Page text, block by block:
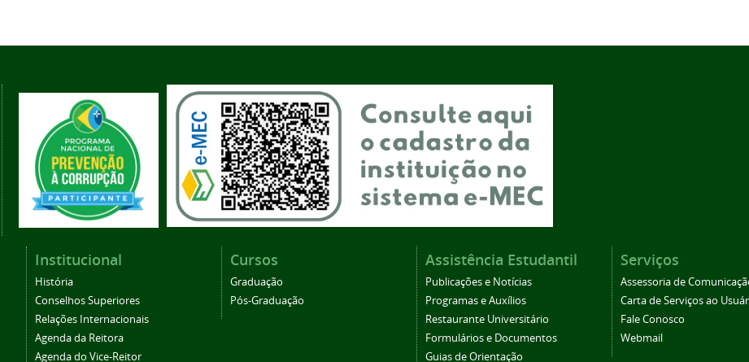
Institucional
História
Conselhos Superiores
Relações Internacionais
Agenda da Reitora
Agenda do Vice-Reitor
Cursos
Graduação
Pós-Graduação
Assistência Estudantil
Publicações e Notícias
Programas e Auxílios
Restaurante Universitário
Formulários e Documentos
Guias de Orientação
Serviços
Assessoria de
Carta de Serviços ao
Fale Conosco
Webmail